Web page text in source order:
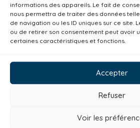
informations des appareils. Le fait de
nous permettra de traiter des données
de navigation ou les ID uniques sur ce site.
ou de retirer son consentement peut avoir
certaines caractéristiques et fonctions.
Accepter
Refuser
Voir les
Magazine
Parents
Déchèteries
Familles
Culture
Non classé
Mobilité
Santé
Plan climat
Economie
Communes